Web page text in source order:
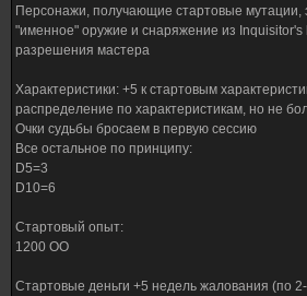
Персонажи, получающие стартовые
"именное" оружие и снаряжение из Inquisitor's
разрешения мастера
Характеристики: +5 к стартовым
распределение по характеристикам, но не
Очки судьбы бросаем в первую сессию
Все остальное по принципу:
D5=3
D10=6
Стартовый опыт:
1200 ОО
Стартовые деньги +5 недель жалования (по